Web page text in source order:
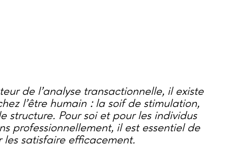
de l’analyse transactionnelle, il existe
l’être humain : la soif de stimulation,
structure. Pour soi et pour les individus
professionnellement, il est essentiel de
les satisfaire efficacement.